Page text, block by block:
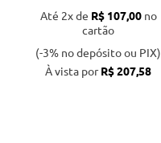
Até 2x de R$ 107,00no
cartão
(-3% no depósito ou PIX)
À vista porR$ 207,58